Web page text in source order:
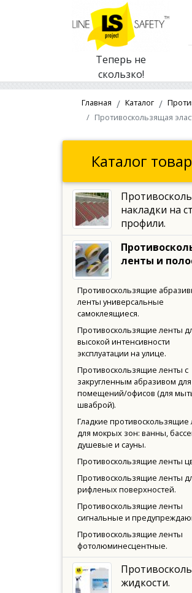
Теперь не
скользко!
Главная Каталог
Противоскользящая
Каталог
накладки на
профили.
ленты и
Противоскользящие
ленты универсальные
самоклеящиеся.
Противоскользящие ленты
высокой интенсивности
эксплуатации на улице.
Противоскользящие ленты с
закругленным абразивом для
помещений/офисов (для
шваброй).
Гладкие противоскользящие
для мокрых зон: ванны,
душевые и сауны.
Противоскользящие ленты
Противоскользящие ленты
рифленых поверхностей.
Противоскользящие ленты
сигнальные и
Противоскользящие ленты
фотолюминесцентные.
жидкости.